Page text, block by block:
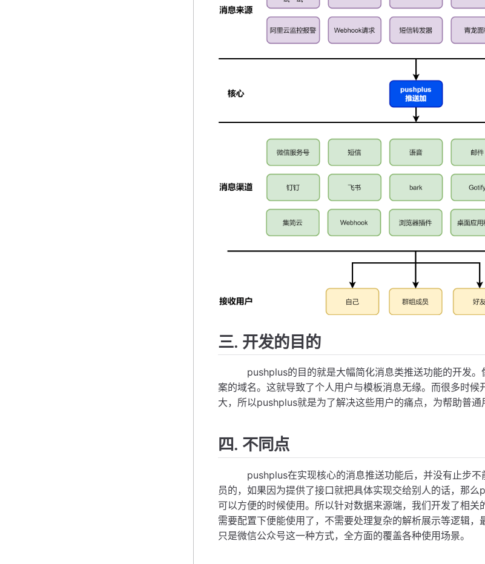
三. 开发的目的
pushplus的目的就是大幅简化消息类推送功能的开发。
案的域名。这就导致了个人用户与模板消息无缘。而很多时
大，所以pushplus就是为了解决这些用户的痛点，为帮助普通
四. 不同点
pushplus在实现核心的消息推送功能后，并没有止步不
员的，如果因为提供了接口就把具体实现交给别人的话，那
可以方便的时候使用。所以针对数据来源端，我们开发了相
需要配置下便能使用了，不需要处理复杂的解析展示等逻辑
只是微信公众号这一种方式，全方面的覆盖各种使用场景。